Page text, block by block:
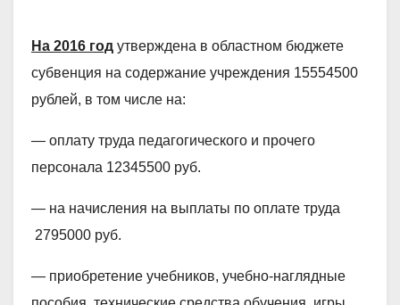
На 2016 год утверждена в областном бюджете
субвенция на содержание учреждения 15554500
рублей, в том числе на:
— оплату труда педагогического и прочего
персонала 12345500 руб.
— на начисления на выплаты по оплате труда
2795000 руб.
— приобретение учебников, учебно-наглядные